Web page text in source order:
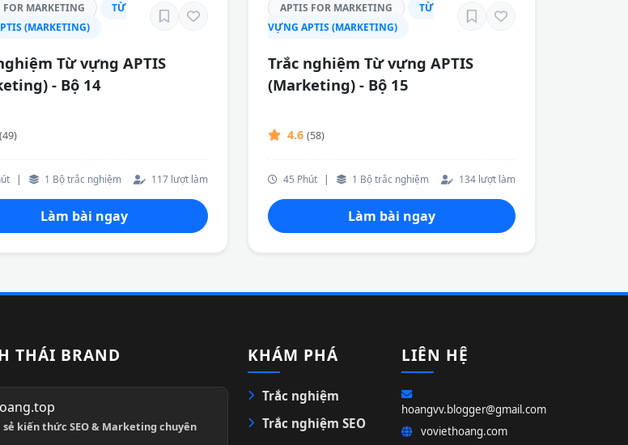
FOR MARKETING
TỪ
(MARKETING)
Từ vựng APTIS
- Bộ 14
(49)
| 1 Bộ trắc nghiệm 117 lượt làm
Làm bài ngay
APTIS FOR MARKETING
TỪ
VỰNG APTIS (MARKETING)
Trắc nghiệm Từ vựng APTIS
(Marketing) - Bộ 15
4.6 (58)
45 Phút | 1 Bộ trắc nghiệm 134 lượt làm
Làm bài ngay
THÁI BRAND
sẻ kiến thức SEO & Marketing chuyên
KHÁM PHÁ
Trắc nghiệm
Trắc nghiệm SEO
LIÊN HỆ
hoangvv.blogger@gmail.com
voviethoang.com